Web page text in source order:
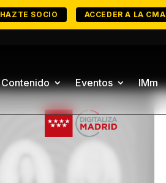
HAZTE SOCIO ACCEDER A LA CMA
Contenido Eventos IMm